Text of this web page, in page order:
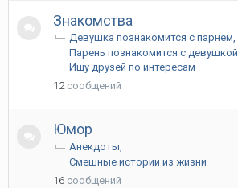
Знакомства
Девушка познакомится с парнем
Парень познакомится с девушкой
Ищу друзей по интересам
12 сообщений
Юмор
Анекдоты
Смешные истории из жизни
16 сообщений